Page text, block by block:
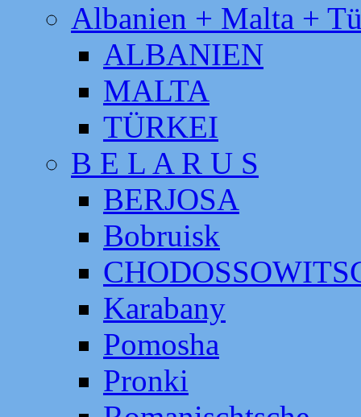
Albanien + Malta +
ALBANIEN
MALTA
TÜRKEI
B E L A R U S
BERJOSA
Bobruisk
Karabany
Pomosha
Pronki